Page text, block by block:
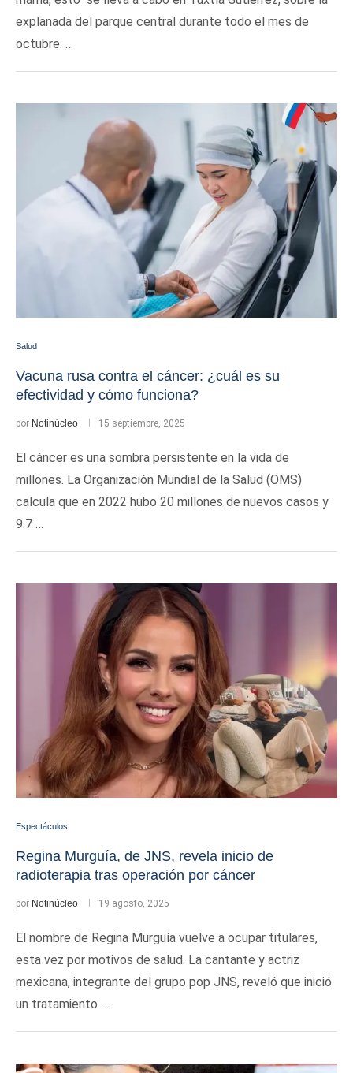
explanada del parque central durante todo el mes de
octubre. …
Salud
Vacuna rusa contra el cáncer: ¿cuál es su
efectividad y cómo funciona?
por Notinúcleo 15 septiembre, 2025
El cáncer es una sombra persistente en la vida de
millones. La Organización Mundial de la Salud (OMS)
calcula que en 2022 hubo 20 millones de nuevos casos y
9.7 …
Espectáculos
Regina Murguía, de JNS, revela inicio de
radioterapia tras operación por cáncer
por Notinúcleo 19 agosto, 2025
El nombre de Regina Murguía vuelve a ocupar titulares,
esta vez por motivos de salud. La cantante y actriz
mexicana, integrante del grupo pop JNS, reveló que inició
un tratamiento …